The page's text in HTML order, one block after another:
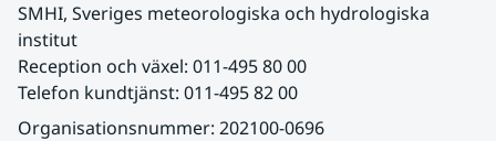
SMHI, Sveriges meteorologiska och hydrologiska
institut
Reception och växel: 011-495 80 00
Telefon kundtjänst: 011-495 82 00
Organisationsnummer: 202100-0696